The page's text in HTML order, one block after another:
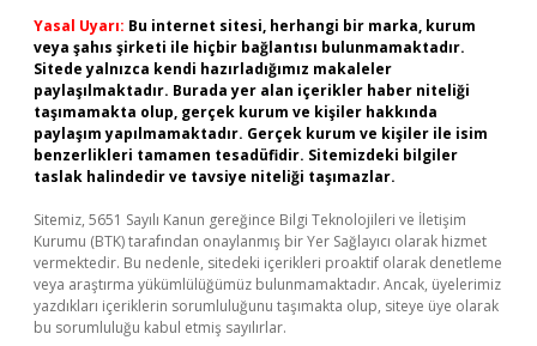
Yasal Uyarı: Bu internet sitesi, herhangi bir marka, kurum
veya şahıs şirketi ile hiçbir bağlantısı bulunmamaktadır.
Sitede yalnızca kendi hazırladığımız makaleler
paylaşılmaktadır. Burada yer alan içerikler haber niteliği
taşımamakta olup, gerçek kurum ve kişiler hakkında
paylaşım yapılmamaktadır. Gerçek kurum ve kişiler ile isim
benzerlikleri tamamen tesadüfidir. Sitemizdeki bilgiler
taslak halindedir ve tavsiye niteliği taşımazlar.
Sitemiz, 5651 Sayılı Kanun gereğince Bilgi Teknolojileri ve İletişim
Kurumu (BTK) tarafından onaylanmış bir Yer Sağlayıcı olarak hizmet
vermektedir. Bu nedenle, sitedeki içerikleri proaktif olarak denetleme
veya araştırma yükümlülüğümüz bulunmamaktadır. Ancak, üyelerimiz
yazdıkları içeriklerin sorumluluğunu taşımakta olup, siteye üye olarak
bu sorumluluğu kabul etmiş sayılırlar.